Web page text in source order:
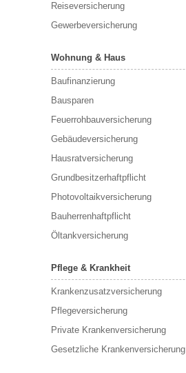
Reiseversicherung
Gewerbeversicherung
Wohnung & Haus
Baufinanzierung
Bausparen
Feuerrohbauversicherung
Gebäudeversicherung
Hausratversicherung
Grundbesitzerhaftpflicht
Photovoltaikversicherung
Bauherrenhaftpflicht
Öltankversicherung
Pflege & Krankheit
Krankenzusatzversicherung
Pflegeversicherung
Private Krankenversicherung
Gesetzliche Krankenversicherung